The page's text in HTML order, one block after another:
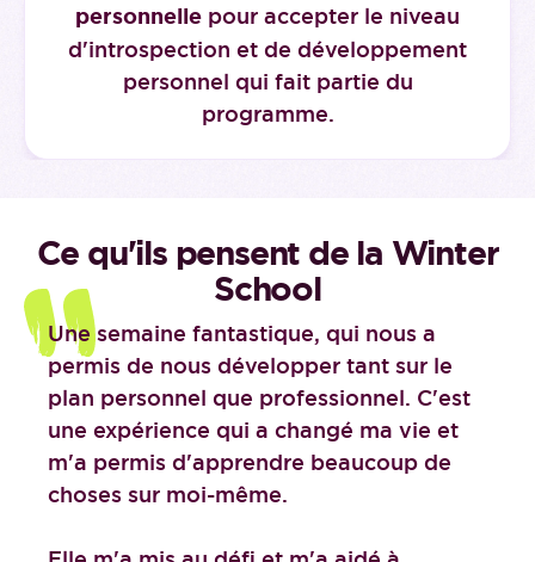
personnelle pour accepter le niveau
d'introspection et de développement
personnel qui fait partie du
programme.
Ce qu'ils pensent de la Winter
School
Une semaine fantastique, qui nous a
permis de nous développer tant sur le
plan personnel que professionnel. C'est
une expérience qui a changé ma vie et
m'a permis d'apprendre beaucoup de
choses sur moi-même.